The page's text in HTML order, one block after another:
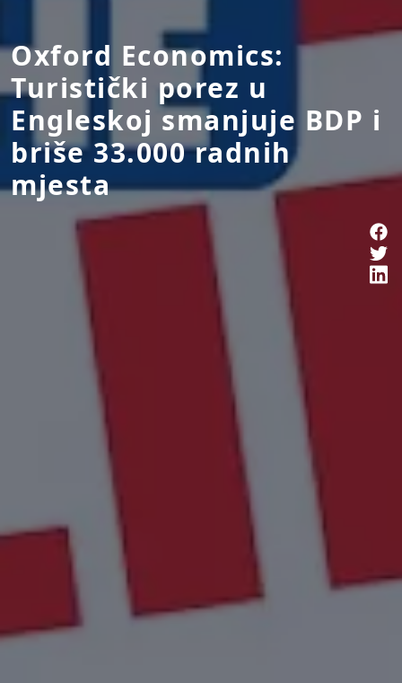
Oxford Economics:
Turistički porez u
Engleskoj smanjuje BDP i
briše 33.000 radnih
mjesta